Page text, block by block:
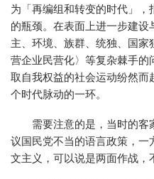
为「再编组和转变的时代」
的瓶颈。在表面上进一步建
主、环境、族群、统独、国
营企业民营化〉等复杂棘手
取自我权益的社会运动纷然
个时代脉动的一环。
需要注意的是，当时的
议国民党不当的语言政策，
文主义，可以说是两面作战，